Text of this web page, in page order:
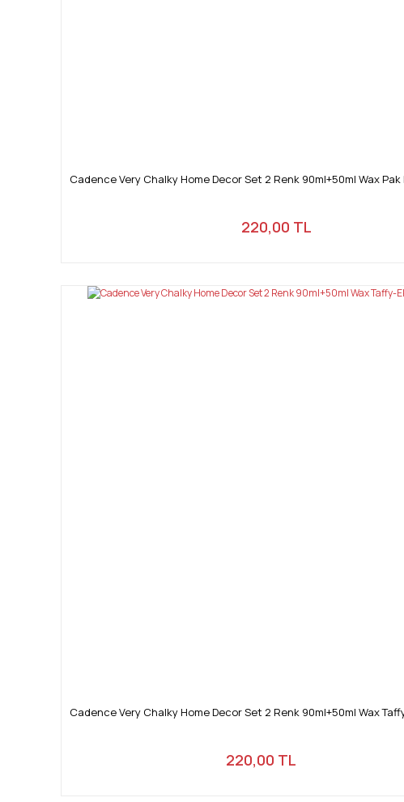
Cadence Very Chalky Home Decor Set 2 Renk 90ml+50ml Wax Pak
220,00 TL
Cadence Very Chalky Home Decor Set 2 Renk 90ml+50ml Wax
220,00 TL